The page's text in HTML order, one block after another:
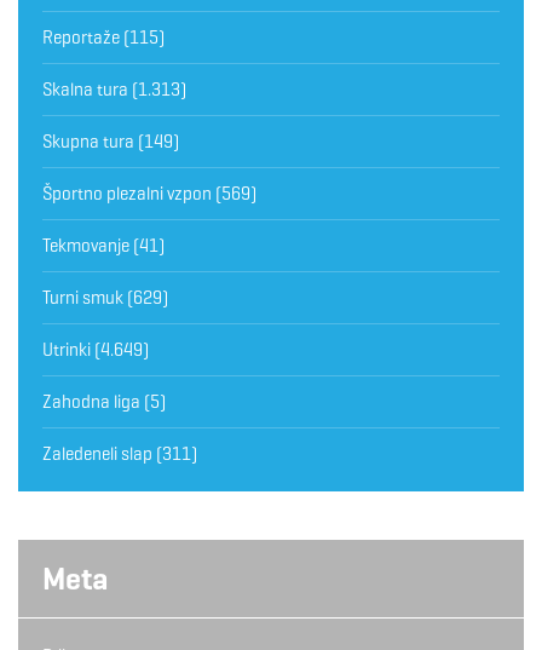
Reportaže (115)
Skalna tura (1.313)
Skupna tura (149)
Športno plezalni vzpon (569)
Tekmovanje (41)
Turni smuk (629)
Utrinki (4.649)
Zahodna liga (5)
Zaledeneli slap (311)
Meta